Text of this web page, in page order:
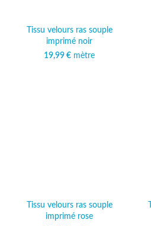
Tissu velours ras souple
imprimé noir
19,99 € mètre
Tissu velours ras souple
imprimé rose